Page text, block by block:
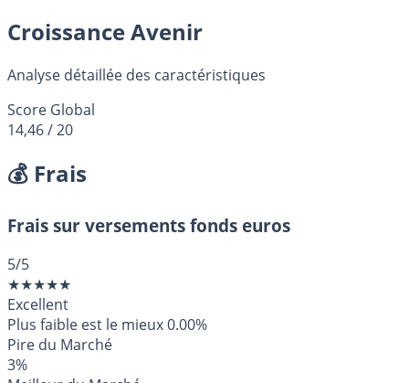
Croissance Avenir
Analyse détaillée des caractéristiques
Score Global
14,46/ 20
💰 Frais
Frais sur versements fonds euros
5/5
★★★★★
Excellent
Plus faible est le mieux0.00%
Pire du Marché
3%